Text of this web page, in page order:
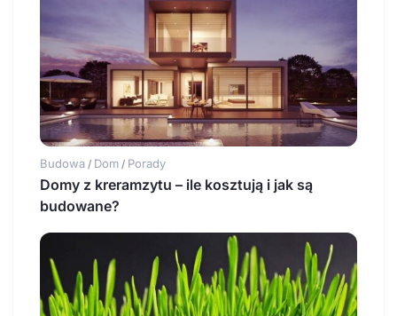
Budowa / Dom / Porady
Domy z kreramzytu – ile kosztują i jak są
budowane?